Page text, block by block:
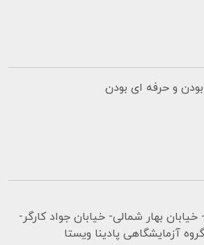
و حرفه ای بودن
خیابان بهار شمالی- خیابان جواد کارگر-